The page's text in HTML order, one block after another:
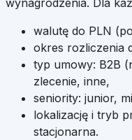
wynagrodzenia. Dla
walutę do PLN
okres rozliczenia
typ umowy: B2B
zlecenie, inne,
seniority: junior,
lokalizację i tryb
stacjonarna.